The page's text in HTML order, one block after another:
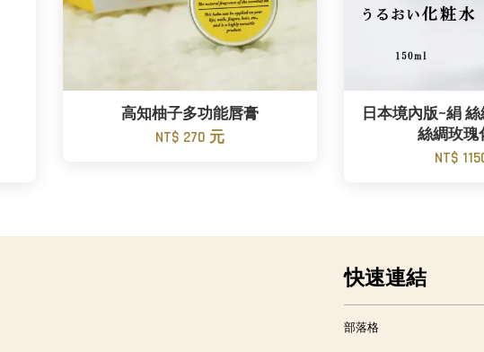
高知柚子多功能唇膏
NT$ 270 元
日本境內版~絹
絲綢玫瑰
NT$
快速連結
部落格